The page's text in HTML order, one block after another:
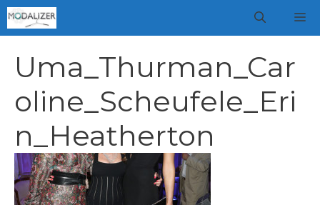
Vai
al
Uma_Thurman_Car
oline_Scheufele_Eri
n_Heatherton